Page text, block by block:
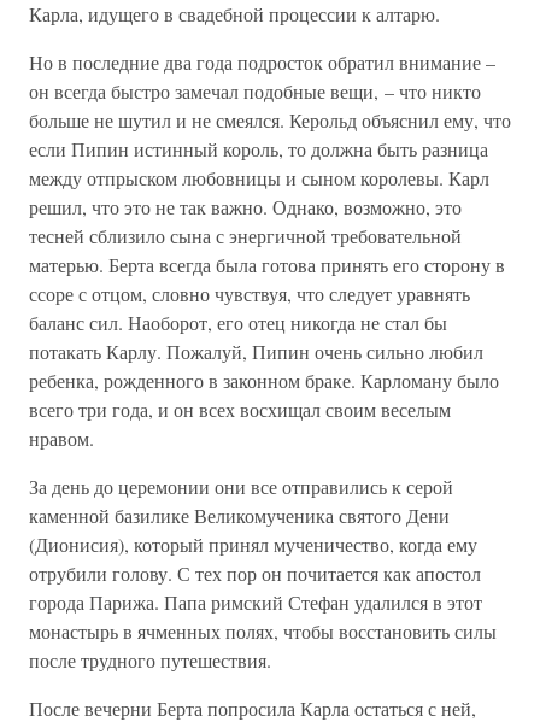
Карла, идущего в свадебной процессии к алтарю.
Но в последние два года подросток обратил внимание –
он всегда быстро замечал подобные вещи, – что никто
больше не шутил и не смеялся. Керольд объяснил ему, что
если Пипин истинный король, то должна быть разница
между отпрыском любовницы и сыном королевы. Карл
решил, что это не так важно. Однако, возможно, это
тесней сблизило сына с энергичной требовательной
матерью. Берта всегда была готова принять его сторону в
ссоре с отцом, словно чувствуя, что следует уравнять
баланс сил. Наоборот, его отец никогда не стал бы
потакать Карлу. Пожалуй, Пипин очень сильно любил
ребенка, рожденного в законном браке. Карломану было
всего три года, и он всех восхищал своим веселым
нравом.
За день до церемонии они все отправились к серой
каменной базилике Великомученика святого Дени
(Дионисия), который принял мученичество, когда ему
отрубили голову. С тех пор он почитается как апостол
города Парижа. Папа римский Стефан удалился в этот
монастырь в ячменных полях, чтобы восстановить силы
после трудного путешествия.
После вечерни Берта попросила Карла остаться с ней,